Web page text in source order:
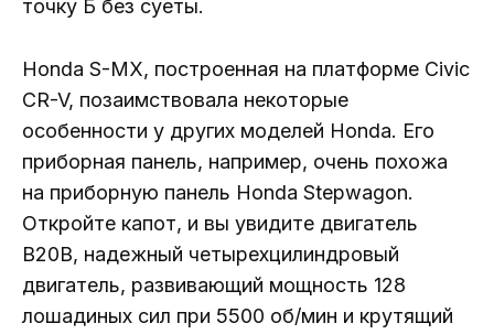
точку Б без суеты.
Honda S-MX, построенная на платформе Civic
CR-V, позаимствовала некоторые
особенности у других моделей Honda. Его
приборная панель, например, очень похожа
на приборную панель Honda Stepwagon.
Откройте капот, и вы увидите двигатель
B20B, надежный четырехцилиндровый
двигатель, развивающий мощность 128
лошадиных сил при 5500 об/мин и крутящий